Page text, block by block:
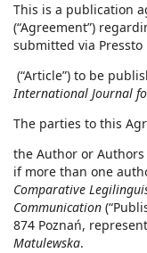
This is a publication
(“Agreement”)
submitted via
(“Article”) to be
International Journal
The parties to this
the Author or
if more than one
Comparative
Communication
874 Poznań,
Matulewska.